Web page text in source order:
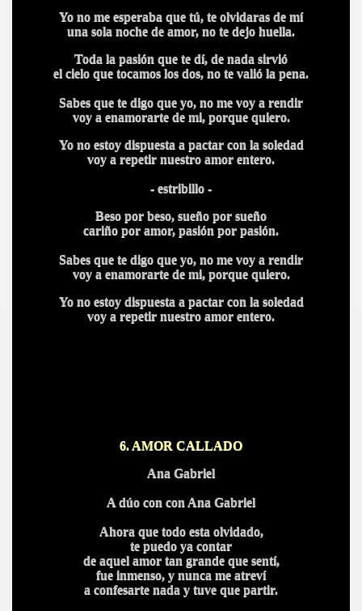
Yo no me esperaba que tú, te olvidaras de mí
una sola noche de amor, no te dejo huella.
Toda la pasión que te dí, de nada sirvió
el cielo que tocamos los dos, no te valió la pena.
Sabes que te digo que yo, no me voy a rendir
voy a enamorarte de mi, porque quiero.
Yo no estoy dispuesta a pactar con la soledad
voy a repetir nuestro amor entero.
- estribillo -
Beso por beso, sueño por sueño
cariño por amor, pasión por pasión.
Sabes que te digo que yo, no me voy a rendir
voy a enamorarte de mi, porque quiero.
Yo no estoy dispuesta a pactar con la soledad
voy a repetir nuestro amor entero.
6. AMOR CALLADO
Ana Gabriel
A dúo con con Ana Gabriel
Ahora que todo esta olvidado,
te puedo ya contar
de aquel amor tan grande que sentí,
fue inmenso, y nunca me atreví
a confesarte nada y tuve que partir.